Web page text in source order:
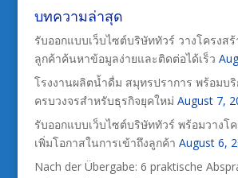
บทความล่าสุด
รับออกแบบเว็บไซต์บริษัททัวร์ วางโครงสร้
ลูกค้าค้นหาข้อมูลง่ายและติดต่อได้เร็ว
โรงงานผลิตน้ำดื่ม สมุทรปราการ พร้อมบ
ครบวงจรสำหรับธุรกิจยุคใหม่ August 7,
รับออกแบบเว็บไซต์บริษัททัวร์ พร้อมวางโค
เพิ่มโอกาสในการเข้าถึงลูกค้า August 6,
Nach der Übergabe: 6 praktische